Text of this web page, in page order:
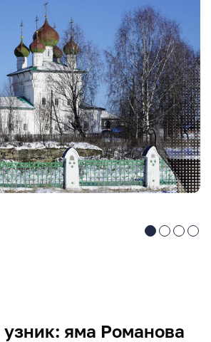
яма Романова